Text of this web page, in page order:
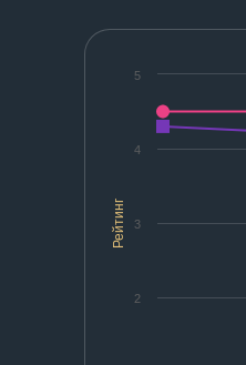
Рейтинг
2
3
4
5